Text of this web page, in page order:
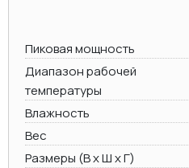
Пиковая мощность
Диапазон рабочей
температуры
Влажность
Вес
Размеры (В х Ш х Г)